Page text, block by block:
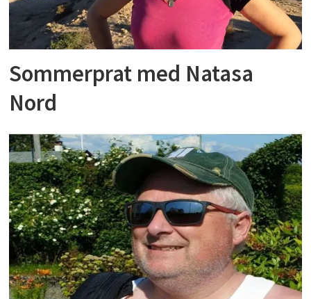
Sommerprat med Natasa
Nord